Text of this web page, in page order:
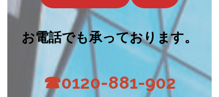
お電話でも承っております。
☎0120-881-902